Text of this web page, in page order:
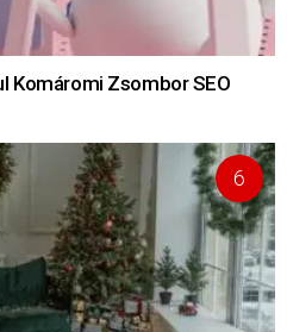
Komáromi Zsombor SEO